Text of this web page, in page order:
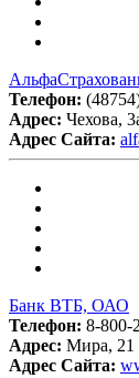
Телефон:
Адрес: Чехова,
Адрес Сайта:
Банк ВТБ, ОАО
Телефон: 8-800-
Адрес: Мира, 21
Адрес Сайта: